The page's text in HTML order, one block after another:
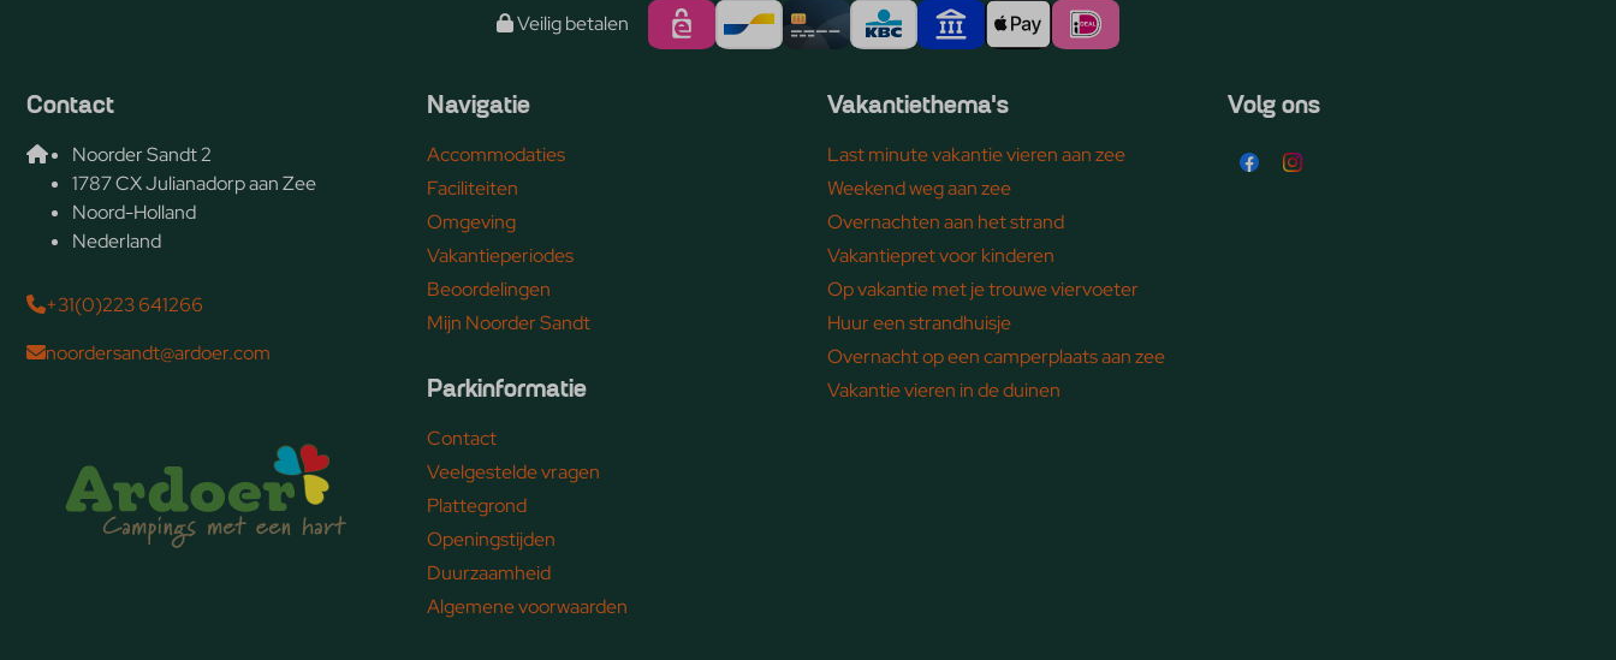
Veilig betalen
Contact
Noorder Sandt 2
1787 CX Julianadorp aan Zee
Noord-Holland
Nederland
+31(0)223 641266
noordersandt@ardoer.com
Navigatie
Accommodaties
Faciliteiten
Omgeving
Vakantieperiodes
Beoordelingen
Mijn Noorder Sandt
Parkinformatie
Contact
Veelgestelde vragen
Plattegrond
Openingstijden
Duurzaamheid
Algemene voorwaarden
Vakantiethema's
Last minute vakantie vieren aan zee
Weekend weg aan zee
Overnachten aan het strand
Vakantiepret voor kinderen
Op vakantie met je trouwe viervoeter
Huur een strandhuisje
Overnacht op een camperplaats aan zee
Vakantie vieren in de duinen
Volg ons